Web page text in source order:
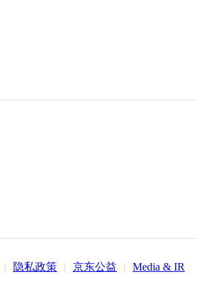
| 隐私政策 | 京东公益 | Media & IR